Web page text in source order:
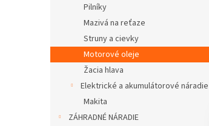
Pilníky
Mazivá na reťaze
Struny a cievky
Motorové oleje
Žacia hlava
Elektrické a akumulátorové náradie
Makita
ZÁHRADNÉ NÁRADIE